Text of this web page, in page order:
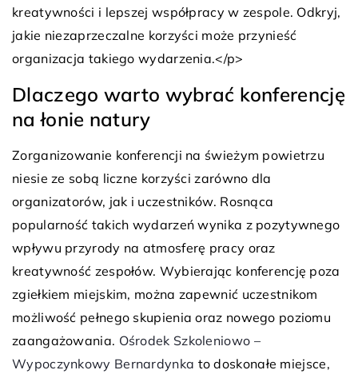
kreatywności i lepszej współpracy w zespole. Odkryj,
jakie niezaprzeczalne korzyści może przynieść
organizacja takiego wydarzenia.</p>
Dlaczego warto wybrać konferencję
na łonie natury
Zorganizowanie konferencji na świeżym powietrzu
niesie ze sobą liczne korzyści zarówno dla
organizatorów, jak i uczestników. Rosnąca
popularność takich wydarzeń wynika z pozytywnego
wpływu przyrody na atmosferę pracy oraz
kreatywność zespołów. Wybierając konferencję poza
zgiełkiem miejskim, można zapewnić uczestnikom
możliwość pełnego skupienia oraz nowego poziomu
zaangażowania. Ośrodek Szkoleniowo –
Wypoczynkowy Bernardynka to doskonałe miejsce,